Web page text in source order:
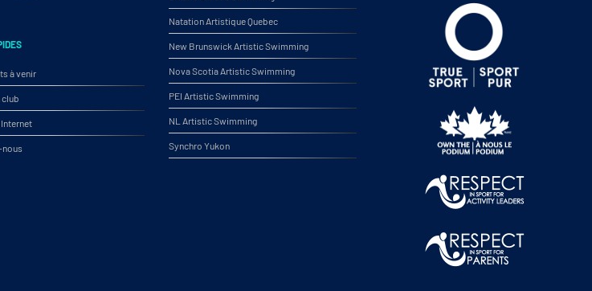
à venir
club
Natation Artistique Quebec
New Brunswick Artistic Swimming
Nova Scotia Artistic Swimming
PEI Artistic Swimming
NL Artistic Swimming
Synchro Yukon